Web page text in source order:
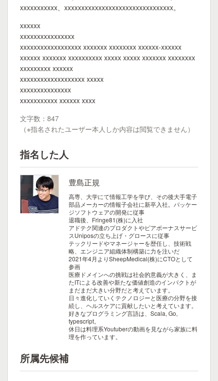
xxxxxxxxxxx、xxxxxxxxxxxxxxxxxxxxxxxxxxxxxxxx。
xxxxxx
xxxxxxxxxxxxxxxx
xxxxxxxxxxxxxxxxxx xxxxxxx xxxxxxxx xxxxxx-xxxxxx
xxxxxx xxxxxxx xxxxxxxxxx xxxxx xxxxx xxxxxxx xxxxxxxx
xxxxxxxxx xxxxxx
xxxxxxxxxxxxxxxxxxx xxxxx
xxxxxxxxxxxxxxx
xxxxxxxxxxx xxxxxx xxxx
文字数：847
（※指名されたユーザー本人しか内容は閲覧できません）
指名した人
豊島正規
高専、大学にて情報工学を学び、その後大手電子
部品メーカーの情報子会社に新卒入社。パッケー
ジソフトウェアの開発に従事
退職後、Fringe81(株)に入社
アドテク関連のプロダクトやピアボーナスサービ
スUniposの立ち上げ・グロースに従事
テックリードやマネージャーを歴任し、技術戦
略、エンジニア組織体制構築に力を注いだ
2021年4月よりSheepMedical(株)にCTOとして
参画
医療ドメインへの挑戦は社会的意義が大きく、ま
たITによる改善や新たな価値創造のインパクトが
まだまだ大きい分野だと考えています。
日々進化していくテクノロジーと医療の分野を接
続し、ヘルスケアに貢献したいと考えています。
好きなプログラミング言語は、Scala, Go,
typescript。
休日は料理系Youtuberの動画を見ながら家族に料
理を作っています。
所属先候補